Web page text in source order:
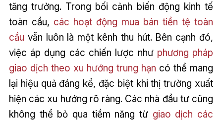
tăng trưởng. Trong bối cảnh biến động kinh tế
toàn cầu, các hoạt động mua bán tiền tệ toàn
cầu vẫn luôn là một kênh thu hút. Bên cạnh đó,
việc áp dụng các chiến lược như phương pháp
giao dịch theo xu hướng trung hạn có thể mang
lại hiệu quả đáng kể, đặc biệt khi thị trường xuất
hiện các xu hướng rõ ràng. Các nhà đầu tư cũng
không thể bỏ qua tiềm năng từ giao dịch các